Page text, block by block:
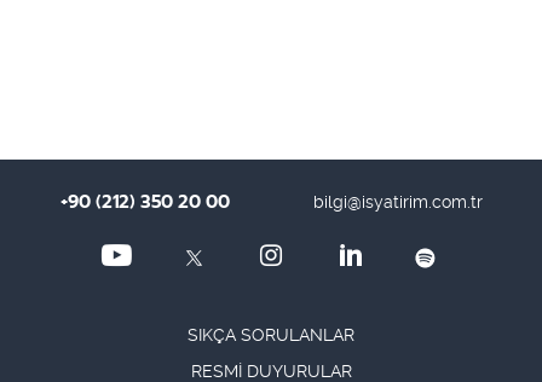
+90 (212) 350 20 00 bilgi@isyatirim.com.tr
SIKÇA SORULANLAR
RESMİ DUYURULAR